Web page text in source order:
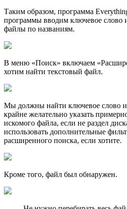
Таким образом, программа
программы вводим ключевое слово
файлы по названиям.
В меню «Поиск» включаем
хотим найти текстовый файл.
Мы должны найти ключевое слово
крайне желательно указать
искомого файла, если не раздел
использовать дополнительные
расширенного поиска, если хотите.
Кроме того, файл был обнаружен.